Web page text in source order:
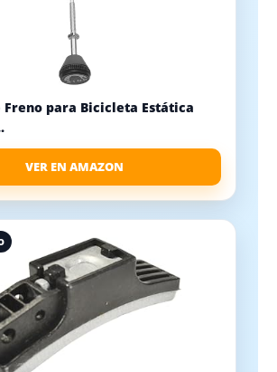
Freno para Bicicleta Estática
VER EN AMAZON